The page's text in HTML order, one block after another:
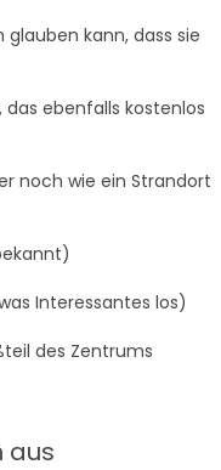
kann, dass sie
ebenfalls kostenlos
noch wie ein Strandort
Interessantes los)
des Zentrums
aus